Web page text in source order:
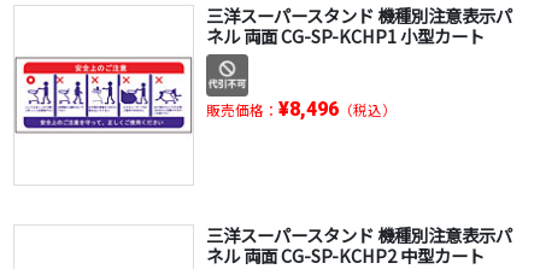
三洋スーパースタンド 機種別注意表示パ
ネル 両面 CG-SP-KCHP1 小型カート
販売価格： ¥8,496（税込）
三洋スーパースタンド 機種別注意表示パ
ネル 両面 CG-SP-KCHP2 中型カート